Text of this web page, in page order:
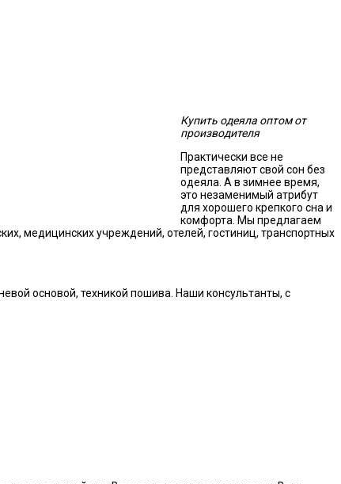
Купить одеяла оптом от
производителя
Практически все не
представляют свой сон без
одеяла. А в зимнее время,
это незаменимый атрибут
для хорошего крепкого сна и
комфорта. Мы предлагаем
медицинских учреждений, отелей, гостиниц, транспортных
основой, техникой пошива. Наши консультанты, с